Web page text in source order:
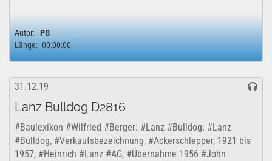
Autor: PG
Länge: 00:00:00
31.12.19
Lanz Bulldog D2816
#Baulexikon #Wilfried #Berger: #Lanz #Bulldog: #Lanz
#Bulldog, #Verkaufsbezeichnung, #Ackerschlepper, 1921 bis
1957, #Heinrich #Lanz #AG, #Übernahme 1956 #John